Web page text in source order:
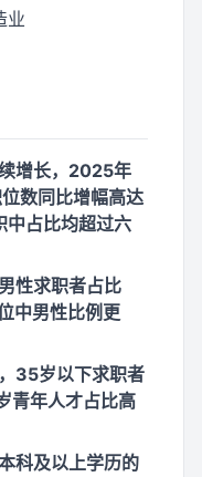
业
增长，2025年
数同比增幅高达
占比均超过六
性求职者占比
中男性比例更
35岁以下求职者
青年人才占比高
科及以上学历的